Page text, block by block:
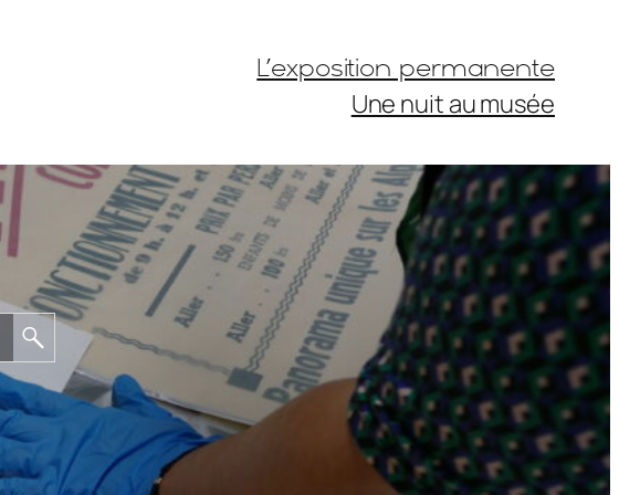
L’exposition permanente
Une nuit au musée